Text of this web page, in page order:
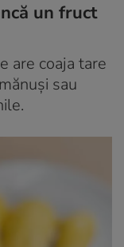
un fruct
are coaja tare
sau